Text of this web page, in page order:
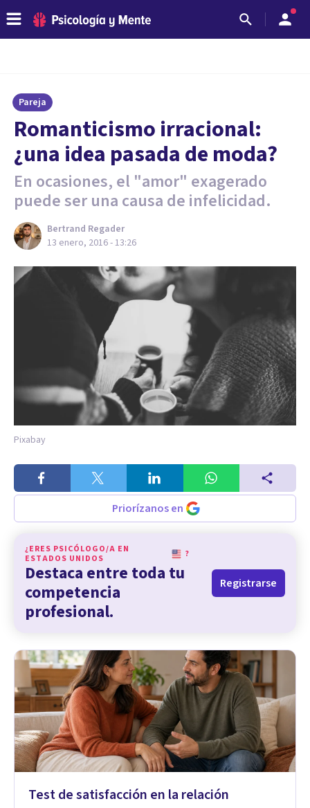
Pareja
​Romanticismo irracional:
¿una idea pasada de moda?
En ocasiones, el "amor" exagerado
puede ser una causa de infelicidad.
Bertrand Regader
13 enero, 2016 - 13:26
Pixabay
Priorízanos en
¿ERES PSICÓLOGO/A EN
ESTADOS UNIDOS
?
Destaca entre toda tu
competencia
profesional.
Registrarse
Test de satisfacción en la relación